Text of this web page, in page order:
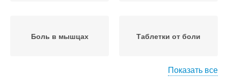
Боль в мышцах Таблетки от боли
Показать все